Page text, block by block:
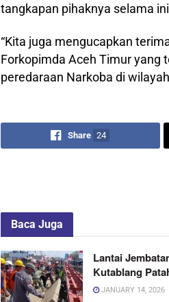
tangkapan pihaknya selama
“Kita juga mengucapkan
Forkopimda Aceh Timur yang
peredaraan Narkoba di
Share 24
Baca Juga
Lantai
Kutablang
JANUARY 14, 2026